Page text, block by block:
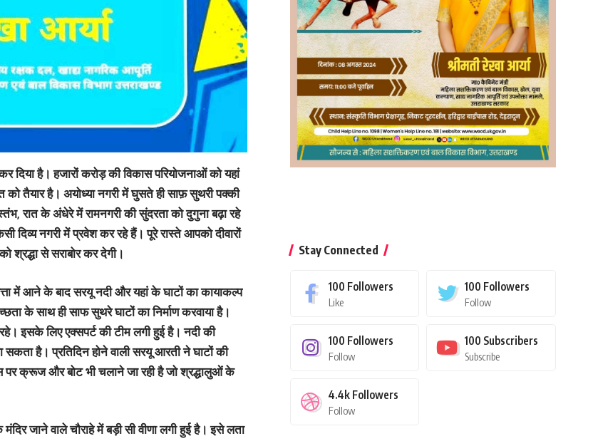
दिया है। हजारों करोड़ की विकास परियोजनाओं को यहां
को तैयार है। अयोध्या नगरी में घुसते ही साफ़ सुथरी पक्की
रात के अंधेरे में रामनगरी की सुंदरता को दुगुना बढ़ा रहे
दिव्य नगरी में प्रवेश कर रहे हैं। पूरे रास्ते आपको दीवारों
श्रद्धा से सराबोर कर देगी।
में आने के बाद सरयू नदी और यहां के घाटों का कायाकल्प
के साथ ही साफ सुथरे घाटों का निर्माण करवाया है।
इसके लिए एक्सपर्ट की टीम लगी हुई है। नदी की
सकता है। प्रतिदिन होने वाली सरयू आरती ने घाटों की
पर क्रूज और बोट भी चलाने जा रही है जो श्रद्धालुओं के
जाने वाले चौराहे में बड़ी सी वीणा लगी हुई है। इसे लता
Stay Connected
100 Followers
Like
100 Followers
Follow
100 Followers
Follow
100 Subscribers
Subscribe
4.4k Followers
Follow